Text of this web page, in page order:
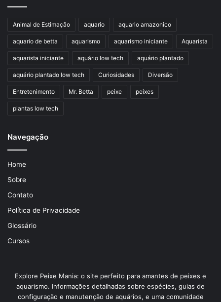
Animal de Estimação aquario aquario amazonico
aquario de betta aquarismo aquarismo iniciante Aquarista
aquarista iniciante aquário low tech aquário plantado
aquário plantado low tech Curiosidades Diversão
Entretenimento Mr. Betta peixe peixes
plantas low tech
Navegação
Home
Sobre
Contato
Política de Privacidade
Glossário
Cursos
Explore Peixe Mania: o site perfeito para amantes de peixes e
aquarismo. Informações detalhadas sobre espécies, guias de
configuração e manutenção de aquários, e uma comunidade